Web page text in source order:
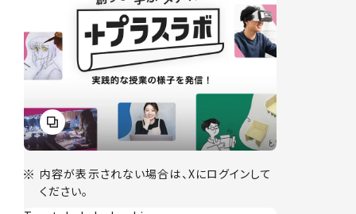
内容が表示されない場合は、Xにログインして
ください。